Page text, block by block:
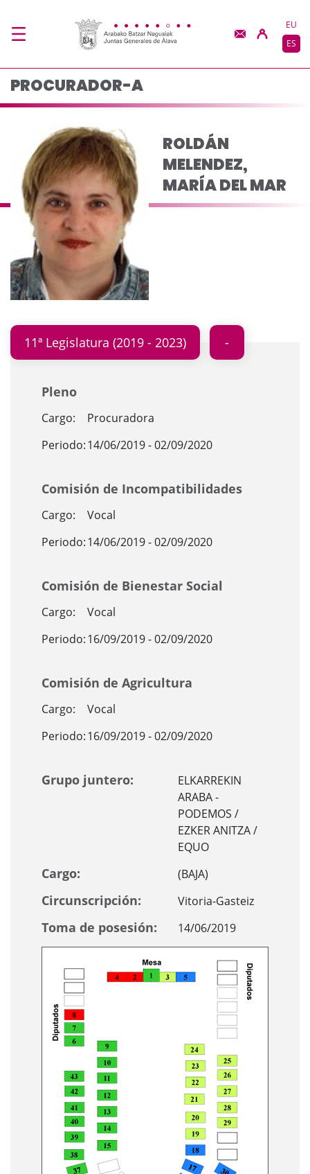
ROLDÁN MELENDEZ,EU
ES
PROCURADOR-A
ROLDÁN
MELENDEZ,
MARÍA DEL MAR
11ª Legislatura (2019 - 2023)
Pleno
Cargo:
Procuradora
Periodo:14/06/2019 - 02/09/2020
Comisión de Incompatibilidades
Cargo:
Vocal
Periodo:14/06/2019 - 02/09/2020
Comisión de Bienestar Social
Cargo:
Vocal
Periodo:16/09/2019 - 02/09/2020
Comisión de Agricultura
Cargo:
Vocal
Periodo:16/09/2019 - 02/09/2020
Grupo juntero:
ELKARREKIN
ARABA -
PODEMOS /
EZKER ANITZA /
EQUO
Cargo: (BAJA)
Circunscripción: Vitoria-Gasteiz
Toma de posesión: 14/06/2019